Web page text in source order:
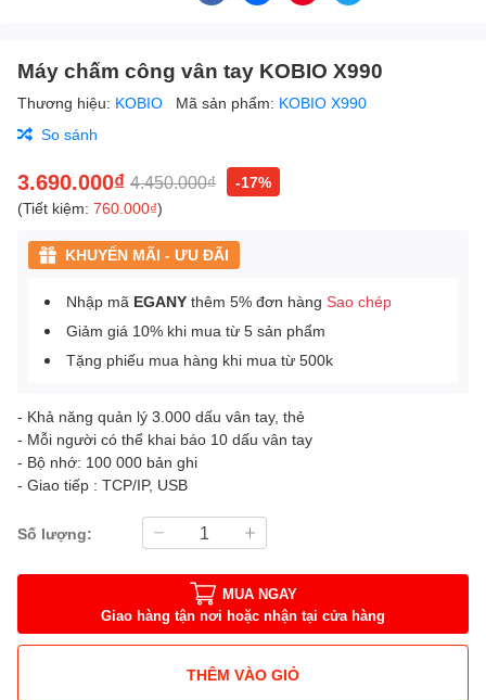
Máy chấm công vân tay KOBIO X990
Thương hiệu: KOBIO Mã sản phẩm: KOBIO X990
So sánh
3.690.000₫ 4.450.000₫
-17%
(Tiết kiệm: 760.000₫)
KHUYẾN MÃI - ƯU ĐÃI
Nhập mã EGANY thêm 5% đơn hàng Sao chép
Giảm giá 10% khi mua từ 5 sản phẩm
Tặng phiếu mua hàng khi mua từ 500k
- Khả năng quản lý 3.000 dấu vân tay, thẻ
- Mỗi người có thể khai báo 10 dấu vân tay
- Bộ nhớ: 100 000 bản ghi
- Giao tiếp : TCP/IP, USB
Số lượng:
MUA NGAY
Giao hàng tận nơi hoặc nhận tại cửa hàng
THÊM VÀO GIỎ